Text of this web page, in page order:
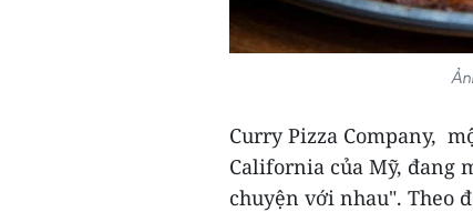
Curry Pizza Company,
California của Mỹ, đang
chuyện với nhau". Theo